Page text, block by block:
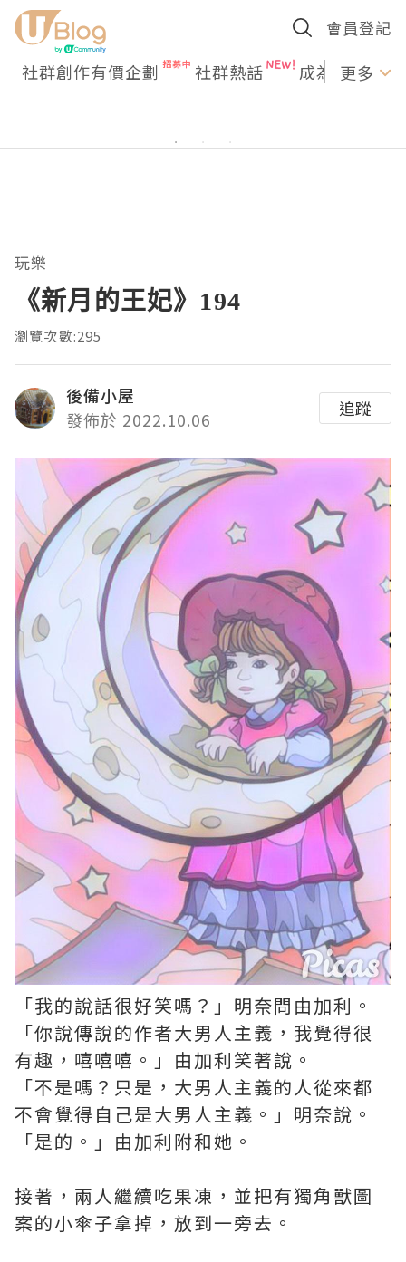
會員登記
社群創作有價企劃 社群熱話 成為U更多
玩樂
《新月的王妃》194
瀏覽次數:295
後備小屋
發佈於 2022.10.06
追蹤
「我的說話很好笑嗎？」明奈問由加利。
「你說傳說的作者大男人主義，我覺得很
有趣，嘻嘻嘻。」由加利笑著說。
「不是嗎？只是，大男人主義的人從來都
不會覺得自己是大男人主義。」明奈說。
「是的。」由加利附和她。
接著，兩人繼續吃果凍，並把有獨角獸圖
案的小傘子拿掉，放到一旁去。